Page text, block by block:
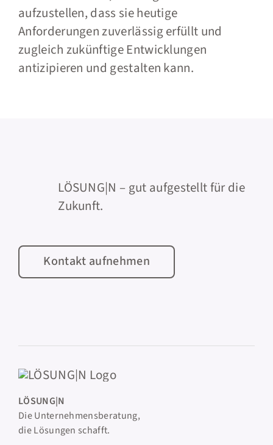
aufzustellen, dass sie heutige
Anforderungen zuverlässig erfüllt und
zugleich zukünftige Entwicklungen
antizipieren und gestalten kann.
LÖSUNG|N – gut aufgestellt für die
Zukunft.
Kontakt aufnehmen
LÖSUNG|N
Die Unternehmensberatung,
die Lösungen schafft.